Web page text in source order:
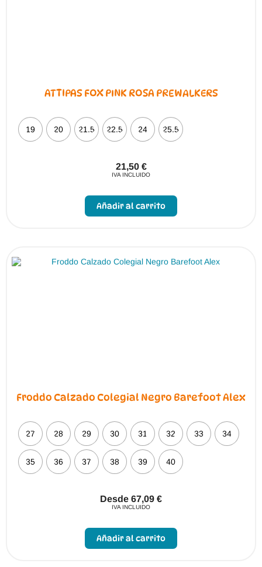
ATTIPAS FOX PINK ROSA PREWALKERS
19 20 21.5 22.5 24 25.5
21,50 €
IVA INCLUIDO
Añadir al carrito
pueden
Froddo Calzado Colegial Negro Barefoot Alex
27 28 29 30 31 32 33 34
35 36 37 38 39 40
Desde 67,09 €
IVA INCLUIDO
Añadir al carrito